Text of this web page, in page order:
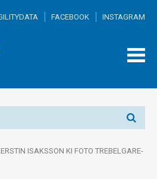
FACEBOOK INSTAGRAM
ISAKSSON KI FOTO TREBELGARE-